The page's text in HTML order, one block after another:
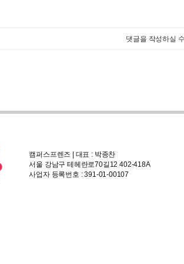
댓글을 작성하실
캠퍼스프렌즈 | 대표 : 박종찬
서울 강남구 테헤란로70길12 402-418A
사업자 등록번호 : 391-01-00107